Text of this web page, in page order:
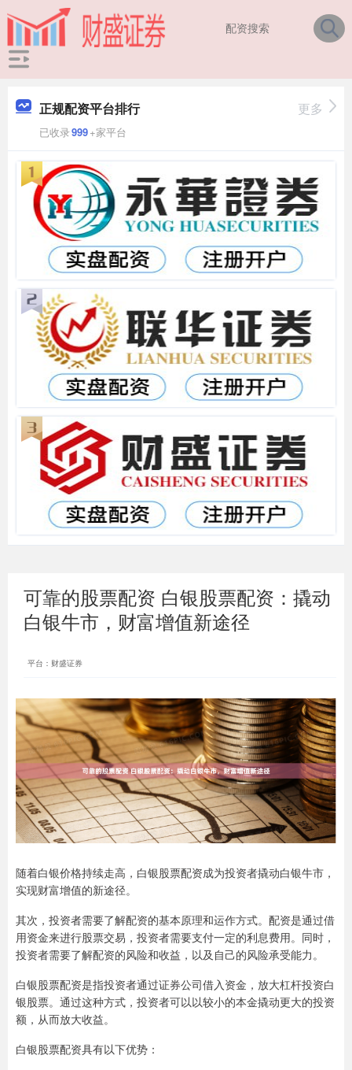
正规配资平台排行
已收录999+家平台
更多
可靠的股票配资 白银股票配资：撬动
白银牛市，财富增值新途径
平台：财盛证券
随着白银价格持续走高，白银股票配资成为投资者撬动白银牛市，
实现财富增值的新途径。
其次，投资者需要了解配资的基本原理和运作方式。配资是通过借
用资金来进行股票交易，投资者需要支付一定的利息费用。同时，
投资者需要了解配资的风险和收益，以及自己的风险承受能力。
白银股票配资是指投资者通过证券公司借入资金，放大杠杆投资白
银股票。通过这种方式，投资者可以以较小的本金撬动更大的投资
额，从而放大收益。
白银股票配资具有以下优势：